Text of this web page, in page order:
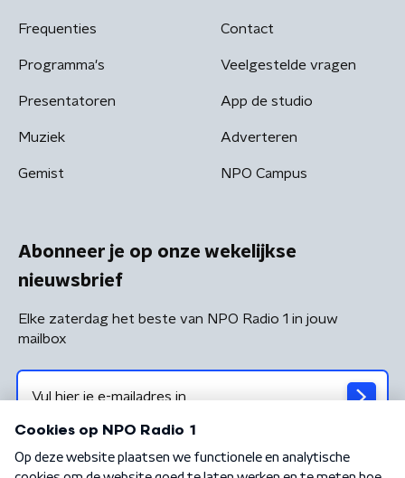
Frequenties
Programma's
Presentatoren
Muziek
Gemist
Contact
Veelgestelde vragen
App de studio
Adverteren
NPO Campus
Abonneer je op onze wekelijkse
nieuwsbrief
Elke zaterdag het beste van NPO Radio 1 in jouw
mailbox